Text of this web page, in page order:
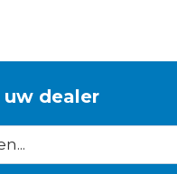
uw dealer